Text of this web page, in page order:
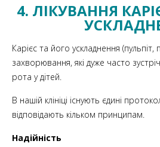
4. ЛІКУВАННЯ
Карієс та його ускладнення (пульпіт,
захворювання, які дуже часто
рота у дітей.
В нашій клініці існують єдині
відповідають кільком принципам.
Надійність